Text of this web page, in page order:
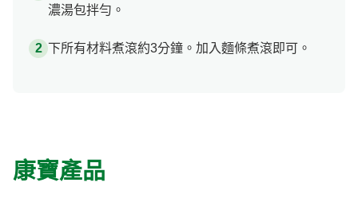
濃湯包拌勻。
下所有材料煮滾約3分鐘。加入麵條煮滾即可。
康寶產品